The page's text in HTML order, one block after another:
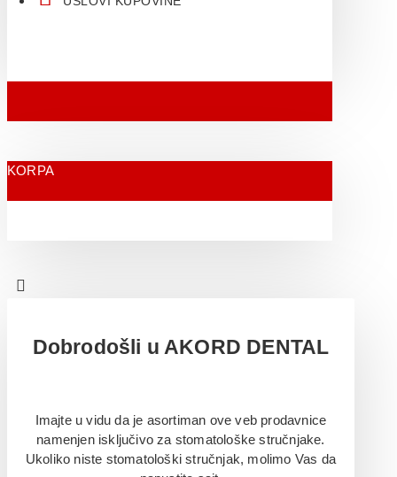
KORPA
Dobrodošli u AKORD DENTAL
Imajte u vidu da je asortiman ove veb prodavnice
namenjen isključivo za stomatološke stručnjake.
Ukoliko niste stomatološki stručnjak, molimo Vas da